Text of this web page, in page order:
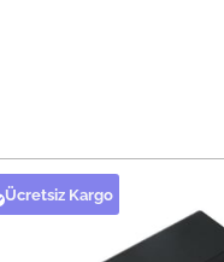
Ücretsiz Kargo